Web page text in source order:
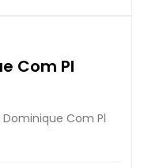
Com Pl
Com Pl